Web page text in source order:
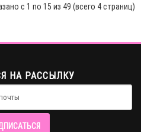
с 1 по 15 из 49 (всего 4 страниц)
НА РАССЫЛКУ